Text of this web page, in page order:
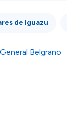
todas
antes de
verifique
de Iguazu
Belgrano